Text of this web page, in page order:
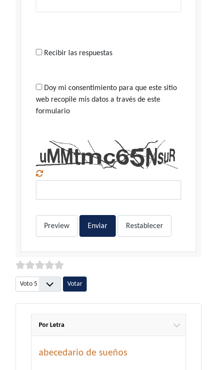
Recibir las respuestas
Doy mi consentimiento para que este sitio
web recopile mis datos a través de este
formulario
Preview Enviar Restablecer
Por favor, vote
Por Letra
abecedario de sueños